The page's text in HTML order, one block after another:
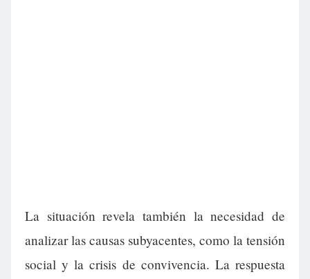
La situación revela también la necesidad de
analizar las causas subyacentes, como la tensión
social y la crisis de convivencia. La respuesta